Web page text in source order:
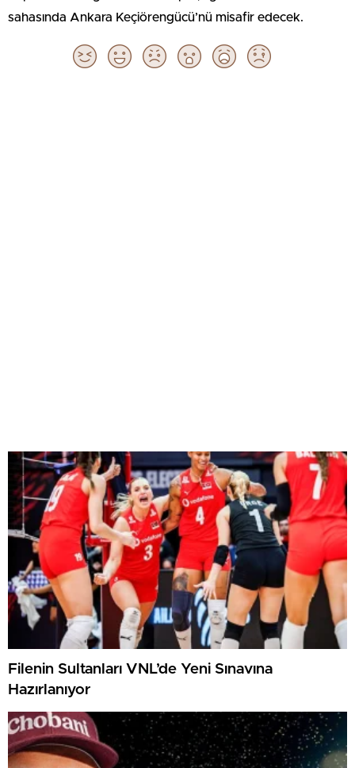
sahasında Ankara Keçiörengücü’nü misafir edecek.
Filenin Sultanları VNL’de Yeni Sınavına
Hazırlanıyor